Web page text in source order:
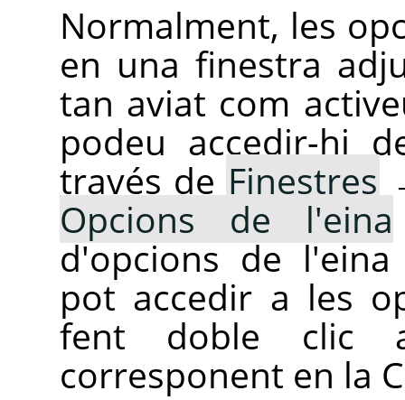
Normalment, les
en una finestra
tan aviat com
podeu accedir-hi
través de Finestres
Opcions de l'eina
d'opcions de l'eina
pot accedir a les
fent doble clic
corresponent en la